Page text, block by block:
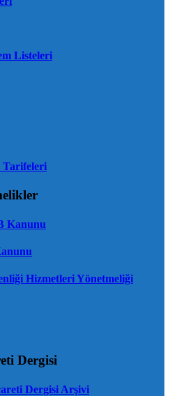
Listeleri
Tarifeleri
Kanunu
Hizmetleri Yönetmeliği
Dergisi
Dergisi Arşivi